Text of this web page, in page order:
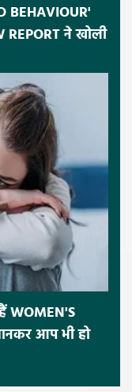
BEHAVIOUR'
REPORT ने खोली
WOMEN'S
आप भी हो